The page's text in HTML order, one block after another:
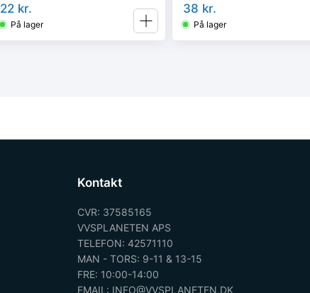
22 kr.
På lager
38 kr.
På lager
Kontakt
CVR: 37585165
VVSPLANETEN APS
TELEFON: 42571110
MAN - TORS: 9-11 & 13-15
FRE: 10:00-14:00
EMAIL: INFO@VVSPLANETEN.DK